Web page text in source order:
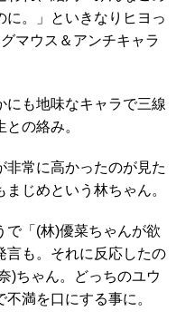
に。」といきなりヒヨっ
マウス＆アンチキャラ
にも地味なキャラで三線
の絡み。
非常に高かったのが見た
じめという林ちゃん。
で「(林)優菜ちゃんが欲
言も。それに反応したの
)ちゃん。どっちのユウ
満を口にする事に。